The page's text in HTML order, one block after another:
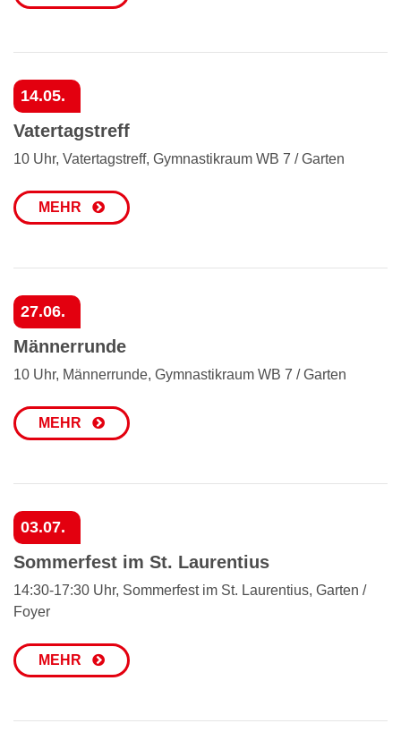
14.05.
Vatertagstreff
10 Uhr, Vatertagstreff, Gymnastikraum WB 7 / Garten
MEHR
27.06.
Männerrunde
10 Uhr, Männerrunde, Gymnastikraum WB 7 / Garten
MEHR
03.07.
Sommerfest im St. Laurentius
14:30-17:30 Uhr, Sommerfest im St. Laurentius, Garten /
Foyer
MEHR